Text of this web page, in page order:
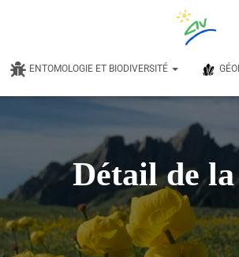
ENTOMOLOGIE ET BIODIVERSITÉ
Détail de